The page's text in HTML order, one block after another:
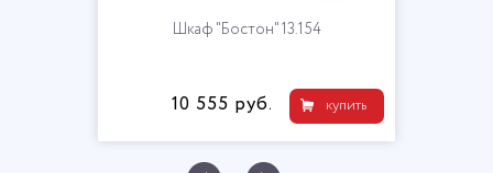
Шкаф "Бостон" 13.154
купить
10 555 руб.